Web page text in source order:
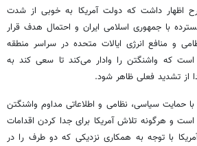
اظهار داشت که دولت آمریکا به خوبی از شدت
با جمهوری اسلامی ایران و احتمال هدف قرار
و منافع انرژی ایالات متحده در سراسر منطقه
که واشنگتن را وادار می‌کند تا سعی کند به
از تشدید فعلی ظاهر شود.
با حمایت سیاسی، نظامی و اطلاعاتی مداوم واشنگتن
و هرگونه تلاش آمریکا برای جدا کردن اقدامات
با توجه به همکاری نزدیکی که دو طرف را در